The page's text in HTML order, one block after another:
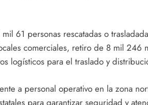
61 personas rescatadas o
comerciales, retiro de 8 mil 246
logísticos para el traslado y
a personal operativo en la zona
para garantizar seguridad y